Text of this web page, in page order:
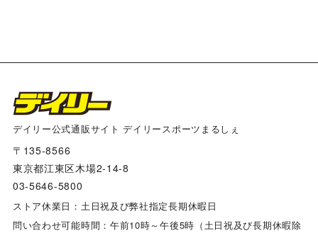
デイリー公式通販サイト デイリースポーツまるしぇ
〒135-8566
東京都江東区木場2-14-8
03-5646-5800
ストア休業日：土日祝及び弊社指定長期休暇日
問い合わせ可能時間：午前10時～午後5時（土日祝及び長期休暇除